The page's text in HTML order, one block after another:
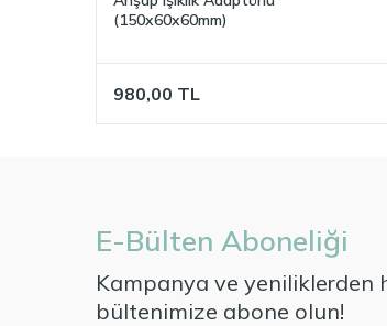
(150x60x60mm)
980,00 TL
E-Bülten Aboneliği
Kampanya ve yeniliklerden
bültenimize abone olun!